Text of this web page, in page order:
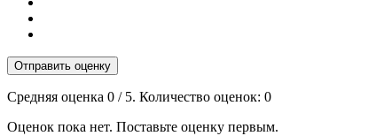
Отправить оценку
Средняя оценка 0 / 5. Количество оценок: 0
Оценок пока нет. Поставьте оценку первым.